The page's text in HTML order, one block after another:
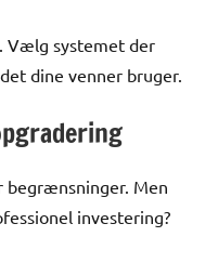
Vælg systemet der
dine venner bruger.
begrænsninger. Men
investering?